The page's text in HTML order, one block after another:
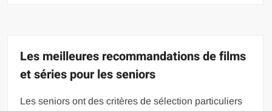
Les meilleures recommandations de films
et séries pour les seniors
Les seniors ont des critères de sélection particuliers